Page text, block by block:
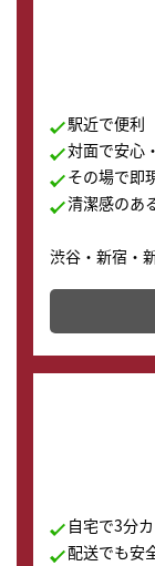
駅近で便利
対面で安心
その場で即
清潔感のあ
渋谷・新宿・
その場で現金
店舗を併設し
の購入もでき
自宅で3分
配送でも安